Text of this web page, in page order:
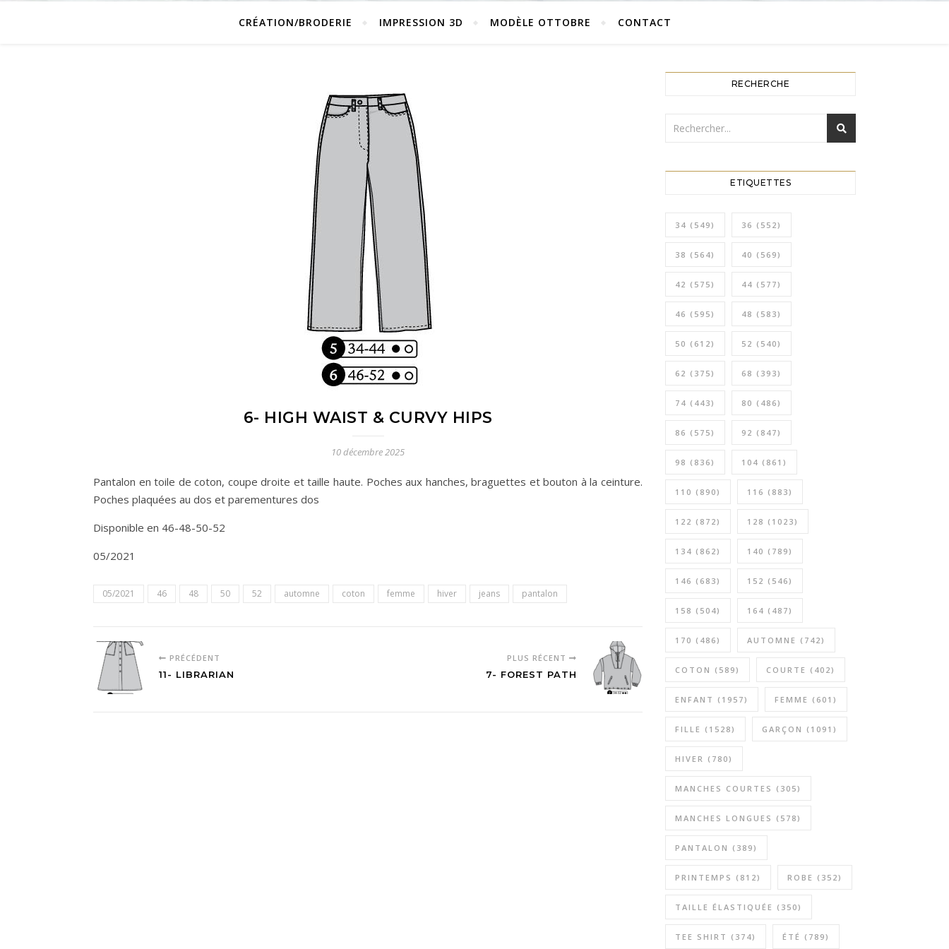
CRÉATION/BRODERIE IMPRESSION 3D MODÈLE OTTOBRE CONTACT
6- HIGH WAIST & CURVY HIPS
10 décembre 2025
Pantalon en toile de coton, coupe droite et taille haute. Poches aux hanches, braguettes et bouton à la ceinture.
Poches plaquées au dos et parementures dos
Disponible en 46-48-50-52
05/2021
05/2021 46 48 50 52 automne coton femme hiver jeans pantalon
PRÉCÉDENT
11- LIBRARIAN
PLUS RÉCENT
7- FOREST PATH
RECHERCHE
ETIQUETTES
34 (549) 36 (552)
38 (564) 40 (569)
42 (575) 44 (577)
46 (595) 48 (583)
50 (612) 52 (540)
62 (375) 68 (393)
74 (443) 80 (486)
86 (575) 92 (847)
98 (836) 104 (861)
110 (890) 116 (883)
122 (872) 128 (1023)
134 (862) 140 (789)
146 (683) 152 (546)
158 (504) 164 (487)
170 (486) AUTOMNE (742)
COTON (589) COURTE (402)
ENFANT (1957) FEMME (601)
FILLE (1528) GARÇON (1091)
HIVER (780)
MANCHES COURTES (305)
MANCHES LONGUES (578)
PANTALON (389)
PRINTEMPS (812) ROBE (352)
TAILLE ÉLASTIQUÉE (350)
TEE SHIRT (374) ÉTÉ (789)